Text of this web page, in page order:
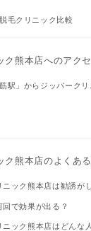
毛クリニック比較
ク熊本店へのアク
駅」からジッパーク
ク熊本店のよくあ
ック熊本店は勧誘が
で効果が出る？
ック熊本店はどんな